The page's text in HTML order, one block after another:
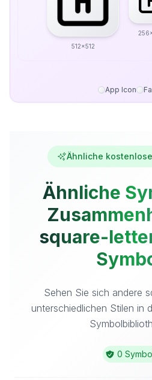
512x512
App Icon
Ähnliche
Ähnliche
square-
Sehen Sie sich andere
unterschiedlichen Stilen in
0